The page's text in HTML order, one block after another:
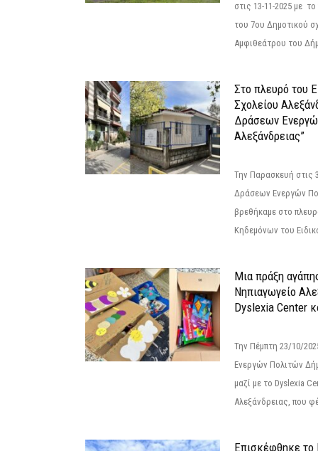
στις 13-11-2025 με
του 7ου Δημοτικού
Αμφιθεάτρου του
Στο πλευρό του
Σχολείου
Δράσεων
Αλεξάνδρειας”
Την Παρασκευή
Δράσεων Ενεργών
βρεθήκαμε στο
Κηδεμόνων του
Μια πράξη
Νηπιαγωγείο
Dyslexia Center
Την Πέμπτη 23/10/
Ενεργών Πολιτών
μαζί με το Dyslexia
Αλεξάνδρειας, που
Επισκέφθηκε το